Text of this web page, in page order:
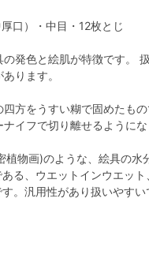
口）・中目・12枚とじ
発色と絵肌が特徴です。
ります。
方をうすい糊で固めたも
イフで切り離せるように
物画)のような、絵具の水
る、ウエットインウエッ
。汎用性があり扱いやすい